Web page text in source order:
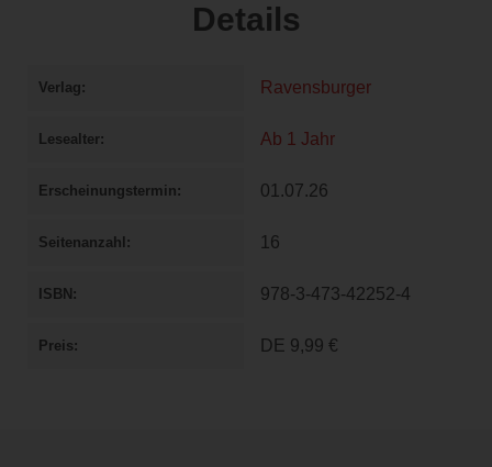
Details
Verlag Ravensburger
Lesealter Ab 1 Jahr
Erscheinungstermin 01.07.26
Seitenanzahl 16
ISBN 978-3-473-42252-4
Preis DE 9,99 €